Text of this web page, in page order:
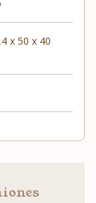
x 50 x 40